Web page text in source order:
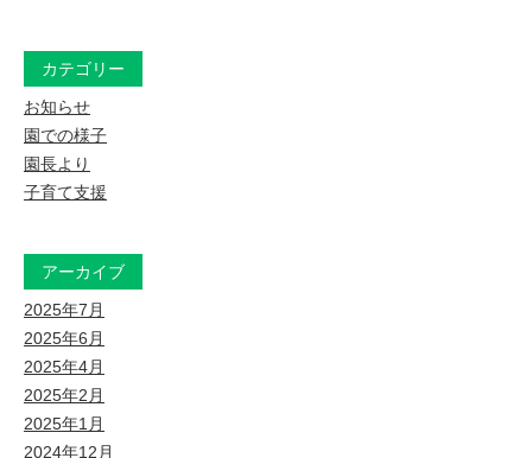
カテゴリー
お知らせ
園での様子
園長より
子育て支援
アーカイブ
2025年7月
2025年6月
2025年4月
2025年2月
2025年1月
2024年12月